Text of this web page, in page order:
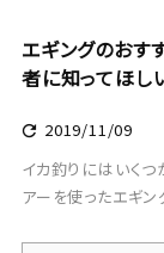
エギングのおす
者に知ってほし
 2019/11/09
イカ釣りにはいく
アーを使ったエギン